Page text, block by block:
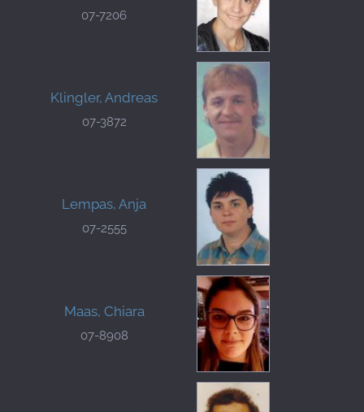
07-7206
Klingler, Andreas
07-3872
Lempas, Anja
07-2555
Maas, Chiara
07-8908